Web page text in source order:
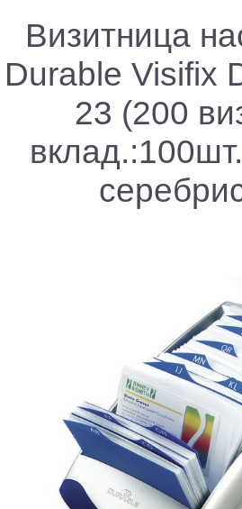
Визитница
Durable Visifix
23 (200